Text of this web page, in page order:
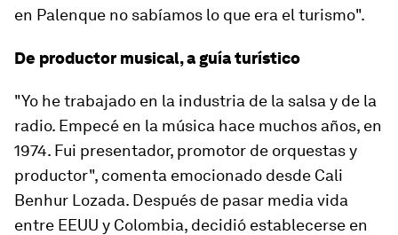
en Palenque no sabíamos lo que era el turismo".
De productor musical, a guía turístico
"Yo he trabajado en la industria de la salsa y de la
radio. Empecé en la música hace muchos años, en
1974. Fui presentador, promotor de orquestas y
productor", comenta emocionado desde Cali
Benhur Lozada. Después de pasar media vida
entre EEUU y Colombia, decidió establecerse en